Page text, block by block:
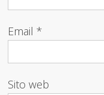
Email*
Sito web